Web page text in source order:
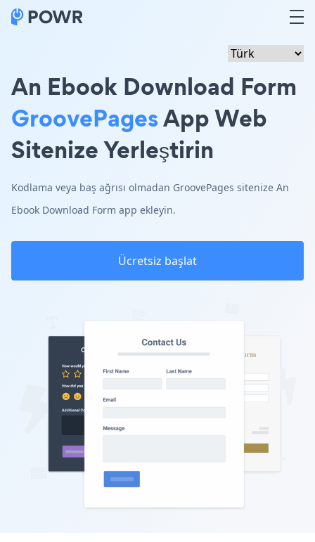
An Ebook Download Form
GroovePagesApp Web
Sitenize Yerleştirin
Kodlama veya baş ağrısı olmadan GroovePages sitenize An
Ebook Download Form app ekleyin.
Ücretsiz başlat